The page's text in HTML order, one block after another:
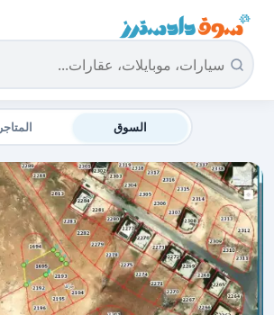
سوق دادسترز الرئيسية
السوق المتاجر